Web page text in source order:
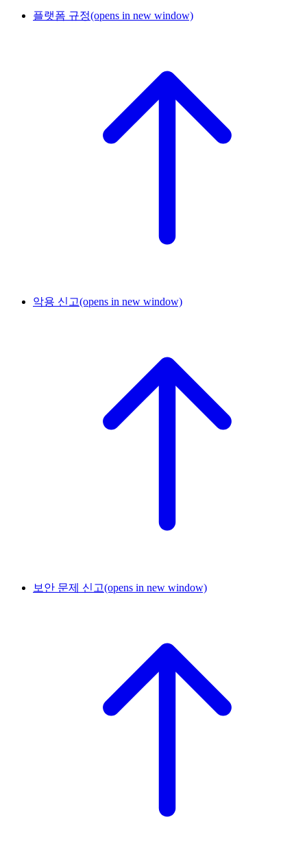
플랫폼 규정(opens in new window)
악용 신고(opens in new window)
보안 문제 신고(opens in new window)